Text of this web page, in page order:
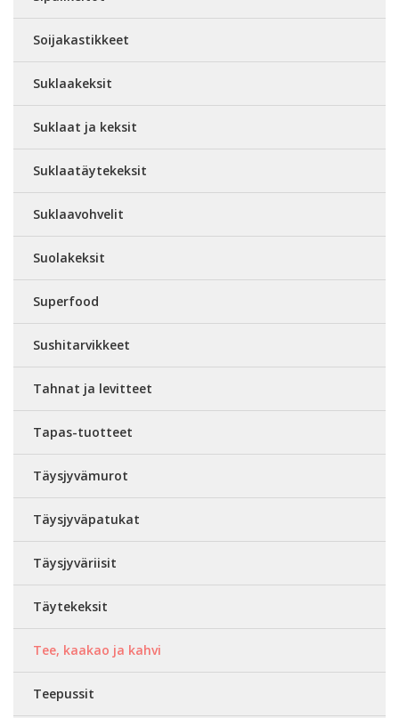
Soijakastikkeet
Suklaakeksit
Suklaat ja keksit
Suklaatäytekeksit
Suklaavohvelit
Suolakeksit
Superfood
Sushitarvikkeet
Tahnat ja levitteet
Tapas-tuotteet
Täysjyvämurot
Täysjyväpatukat
Täysjyväriisit
Täytekeksit
Tee, kaakao ja kahvi
Teepussit